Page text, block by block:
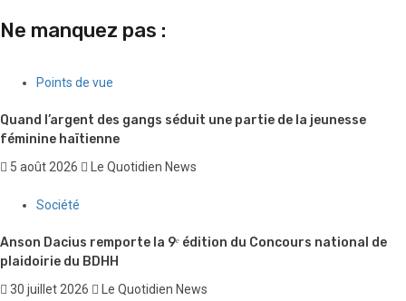
Ne manquez pas :
Points de vue
Quand l’argent des gangs séduit une partie de la jeunesse
féminine haïtienne
5 août 2026 Le Quotidien News
Société
Anson Dacius remporte la 9ᵉ édition du Concours national de
plaidoirie du BDHH
30 juillet 2026 Le Quotidien News